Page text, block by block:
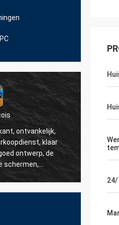
ontvankelijk,
klaar
ontwerp, de
schermen,
een
team
over